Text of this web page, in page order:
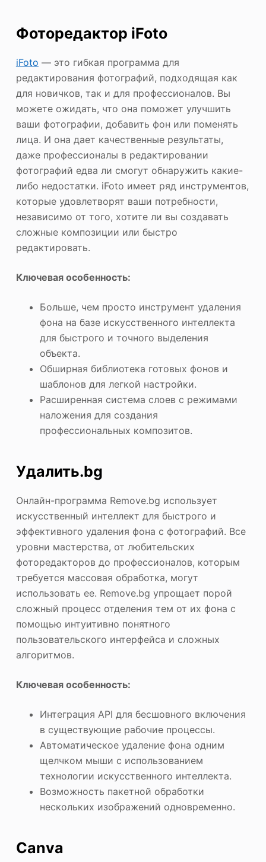
Фоторедактор iFoto
iFoto — это гибкая программа для
редактирования фотографий, подходящая как
для новичков, так и для профессионалов. Вы
можете ожидать, что она поможет улучшить
ваши фотографии, добавить фон или поменять
лица. И она дает качественные результаты,
даже профессионалы в редактировании
фотографий едва ли смогут обнаружить какие-
либо недостатки. iFoto имеет ряд инструментов,
которые удовлетворят ваши потребности,
независимо от того, хотите ли вы создавать
сложные композиции или быстро
редактировать.
Ключевая особенность:
Больше, чем просто инструмент удаления
фона на базе искусственного интеллекта
для быстрого и точного выделения
объекта.
Обширная библиотека готовых фонов и
шаблонов для легкой настройки.
Расширенная система слоев с режимами
наложения для создания
профессиональных композитов.
Удалить.bg
Онлайн-программа Remove.bg использует
искусственный интеллект для быстрого и
эффективного удаления фона с фотографий. Все
уровни мастерства, от любительских
фоторедакторов до профессионалов, которым
требуется массовая обработка, могут
использовать ее. Remove.bg упрощает порой
сложный процесс отделения тем от их фона с
помощью интуитивно понятного
пользовательского интерфейса и сложных
алгоритмов.
Ключевая особенность:
Интеграция API для бесшовного включения
в существующие рабочие процессы.
Автоматическое удаление фона одним
щелчком мыши с использованием
технологии искусственного интеллекта.
Возможность пакетной обработки
нескольких изображений одновременно.
Canva